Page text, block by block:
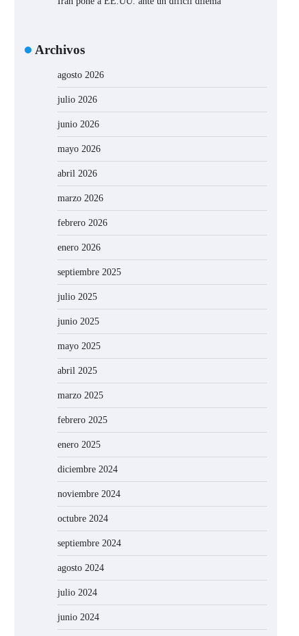
Archivos
agosto 2026
julio 2026
junio 2026
mayo 2026
abril 2026
marzo 2026
febrero 2026
enero 2026
septiembre 2025
julio 2025
junio 2025
mayo 2025
abril 2025
marzo 2025
febrero 2025
enero 2025
diciembre 2024
noviembre 2024
octubre 2024
septiembre 2024
agosto 2024
julio 2024
junio 2024